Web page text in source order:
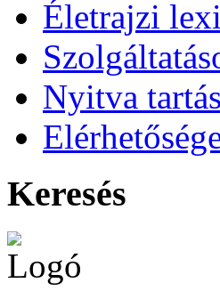
Életrajzi
Nyitva tartás
Keresés